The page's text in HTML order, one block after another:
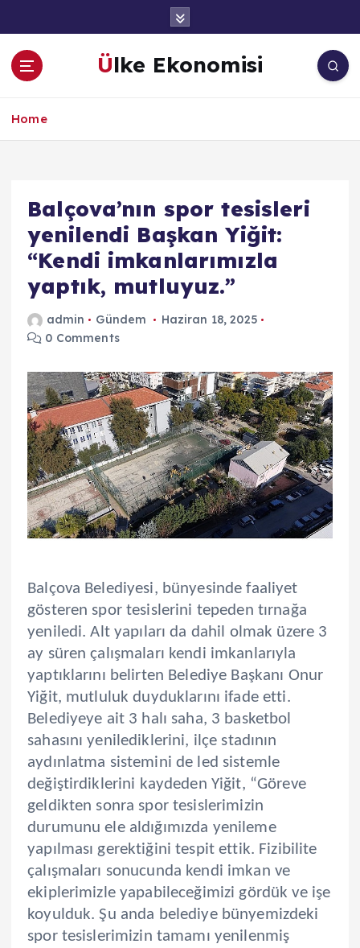
a
Ülke Ekonomisi
Home
Balçova’nın spor tesisleri
yenilendi Başkan Yiğit:
“Kendi imkanlarımızla
yaptık, mutluyuz.”
admin Gündem
Haziran 18, 2025
0 Comments
Balçova Belediyesi, bünyesinde faaliyet
gösteren spor tesislerini tepeden tırnağa
yeniledi. Alt yapıları da dahil olmak üzere 3
ay süren çalışmaları kendi imkanlarıyla
yaptıklarını belirten Belediye Başkanı Onur
Yiğit, mutluluk duyduklarını ifade etti.
Belediyeye ait 3 halı saha, 3 basketbol
sahasını yenilediklerini, ilçe stadının
aydınlatma sistemini de led sistemle
değiştirdiklerini kaydeden Yiğit, “Göreve
geldikten sonra spor tesislerimizin
durumunu ele aldığımızda yenileme
yapılması gerektiğini tespit ettik. Fizibilite
çalışmaları sonucunda kendi imkan ve
ekiplerimizle yapabileceğimizi gördük ve işe
koyulduk. Şu anda belediye bünyemizdeki
spor tesislerimizin tamamı yenilenmiş